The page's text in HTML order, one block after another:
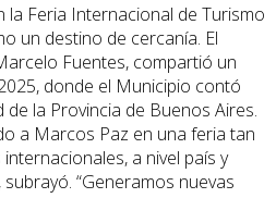
Feria Internacional de Turismo
un destino de cercanía. El
Fuentes, compartió un
donde el Municipio contó
la Provincia de Buenos Aires.
a Marcos Paz en una feria tan
a nivel país y
“Generamos nuevas